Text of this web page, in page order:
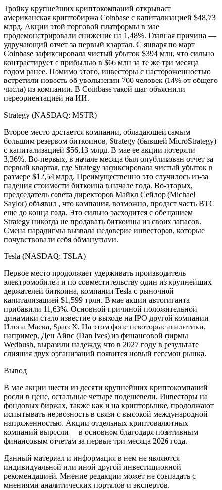
Тройку крупнейших криптокомпаний открывает
американская криптобиржа Coinbase с капитализацией $48,73
млрд. Акции этой торговой платформы в мае
продемонстрировали снижение на 1,48%. Главная причина —
удручающий отчет за первый квартал. С января по март
Coinbase зафиксировала чистый убыток $394 млн, что сильно
контрастирует с прибылью в $66 млн за те же три месяца
годом ранее. Помимо этого, инвесторы с настороженностью
встретили новость об увольнении 700 человек (14% от общего
числа) из компании. В Coinbase такой шаг объяснили
переориентацией на ИИ.
Strategy (NASDAQ: MSTR)
Второе место достается компании, обладающей самым
большим резервом биткоинов, Strategy (бывшей MicroStrategy)
с капитализацией $56,13 млрд. В мае ее акции потеряли
3,36%. Во-первых, в начале месяца был опубликован отчет за
первый квартал, где Strategy зафиксировала чистый убыток в
размере $12,54 млрд. Преимущественно это случилось из-за
падения стоимости биткоина в начале года. Во-вторых,
председатель совета директоров Майкл Сейлор (Michael
Saylor) объявил , что компания, возможно, продаст часть BTC
еще до конца года. Это сильно расходится с обещанием
Strategy никогда не продавать биткоины из своих запасов.
Смена парадигмы вызвала недоверие инвесторов, которые
почувствовали себя обманутыми.
Tesla (NASDAQ: TSLA)
Первое место продолжает удерживать производитель
электромобилей и по совместительству один из крупнейших
держателей биткоина, компания Tesla с рыночной
капитализацией $1,599 трлн. В мае акции автогиганта
прибавили 11,63%. Основной причиной положительной
динамики стало известие о выходе на IPO другой компании
Илона Маска, SpaceX. На этом фоне некоторые аналитики,
например, Ден Айвс (Dan Ives) из финансовой фирмы
Wedbush, выразили надежду, что в 2027 году в результате
слияния двух организаций появится новый гегемон рынка.
Вывод
В мае акции шести из десяти крупнейших криптокомпаний
росли в цене, остальные четыре подешевели. Инвесторы на
фондовых биржах, также как и на крипторынке, продолжают
испытывать нервозность в связи с высокой международной
напряженностью. Акции отдельных криптовалютных
компаний выросли —в основном благодаря позитивным
финансовым отчетам за первые три месяца 2026 года.
Данный материал и информация в нем не являются
индивидуальной или иной другой инвестиционной
рекомендацией. Мнение редакции может не совпадать с
мнениями аналитических порталов и экспертов.